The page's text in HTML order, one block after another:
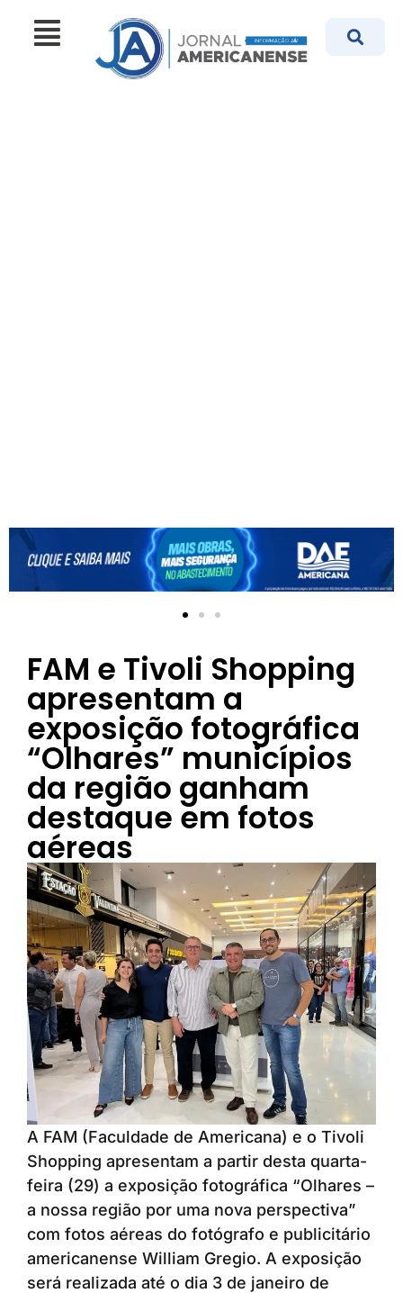
FAM e Tivoli Shopping
apresentam a
exposição fotográfica
“Olhares” municípios
da região ganham
destaque em fotos
aéreas
A FAM (Faculdade de Americana) e o Tivoli
Shopping apresentam a partir desta quarta-
feira (29) a exposição fotográfica “Olhares –
a nossa região por uma nova perspectiva”
com fotos aéreas do fotógrafo e publicitário
americanense William Gregio. A exposição
será realizada até o dia 3 de janeiro de